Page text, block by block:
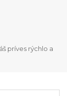
príves rýchlo a